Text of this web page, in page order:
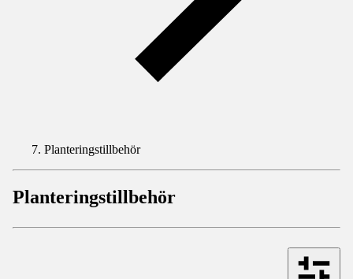
Planteringstillbehör
Planteringstillbehör